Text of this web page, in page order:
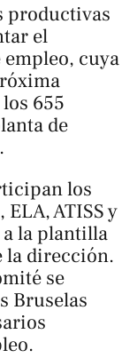
productivas
el
cuya
655
de
los
ATISS y
la plantilla
la dirección.
se
Bruselas